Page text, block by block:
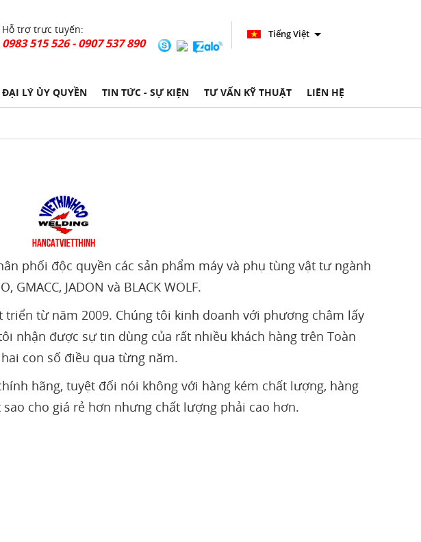
Hỗ trợ trực tuyến:
0983 515 526 - 0907 537 890
Tiếng Việt
ĐẠI LÝ ỦY QUYỀN TIN TỨC - SỰ KIỆN TƯ VẤN KỸ THUẬT LIÊN HỆ
phối độc quyền các sản phẩm máy và phụ tùng vật tư ngành
GMACC, JADON và BLACK WOLF.
triển từ năm 2009. Chúng tôi kinh doanh với phương châm lấy
nhận được sự tin dùng của rất nhiều khách hàng trên Toàn
con số điều qua từng năm.
hãng, tuyệt đối nói không với hàng kém chất lượng, hàng
cho giá rẻ hơn nhưng chất lượng phải cao hơn.